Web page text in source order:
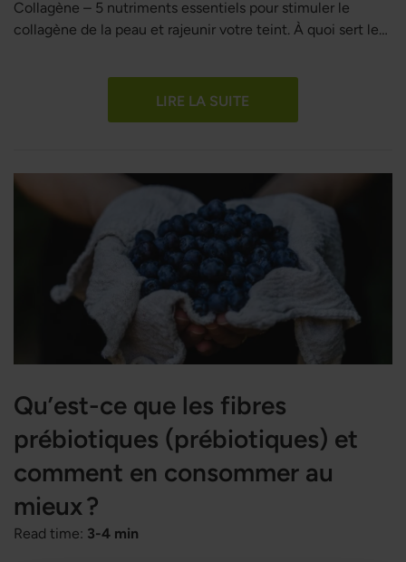
Collagène – 5 nutriments essentiels pour stimuler le
collagène de la peau et rajeunir votre teint. À quoi sert le
collagène ? Découvrez les cinq nutriments indispensables
à ne pas manquer si vous souhaitez renforcer la production
LIRE LA SUITE
Qu’est-ce que les fibres
prébiotiques (prébiotiques) et
comment en consommer au
mieux ?
Read time: 3-4 min